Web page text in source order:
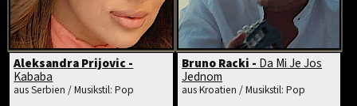
Aleksandra Prijovic -
Kababa
aus Serbien / Musikstil: Pop
Bruno Racki - Da Mi Je Jos
Jednom
aus Kroatien / Musikstil: Pop